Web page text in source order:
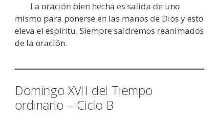
La oración bien hecha es salida de uno
mismo para ponerse en las manos de Dios y esto
eleva el espíritu. Siempre saldremos reanimados
de la oración.
Domingo XVII del Tiempo
ordinario – Ciclo B